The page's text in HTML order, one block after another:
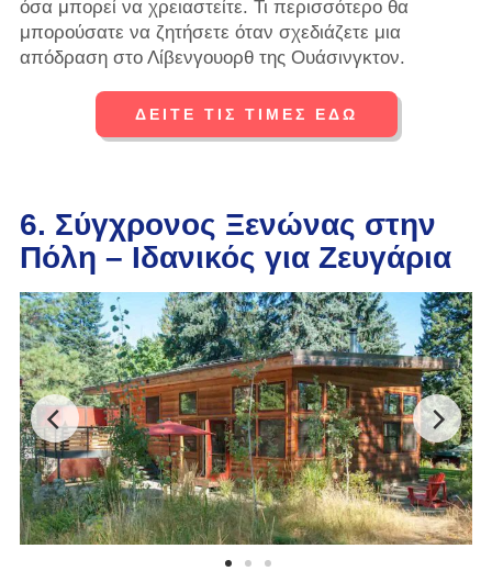
όσα μπορεί να χρειαστείτε. Τι περισσότερο θα
μπορούσατε να ζητήσετε όταν σχεδιάζετε μια
απόδραση στο Λίβενγουορθ της Ουάσινγκτον.
ΔΕΙΤΕ ΤΙΣ ΤΙΜΕΣ ΕΔΩ
6. Σύγχρονος Ξενώνας στην
Πόλη – Ιδανικός για Ζευγάρια